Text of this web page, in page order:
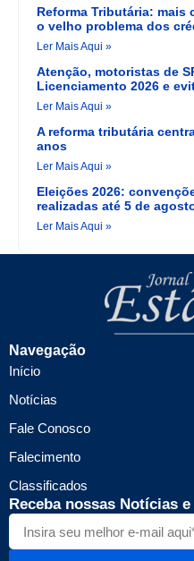
Reforma Tributária: mais
o velho problema dos
Ler Mais Aqui »
Atenção, motoristas de
Licenciamento 2026 e
Ler Mais Aqui »
A reforma tributária
anos
Ler Mais Aqui »
Eleições 2026:
realizadas até 5 de
Ler Mais Aqui »
Navegação
Início
Notícias
Fale Conosco
Falecimento
Classificados
Receba nossas Notícias